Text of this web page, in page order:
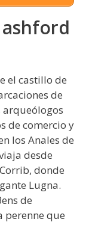
el castillo de
de
arqueólogos
de comercio y
los Anales de
desde
donde
Lugna.
de
perenne que